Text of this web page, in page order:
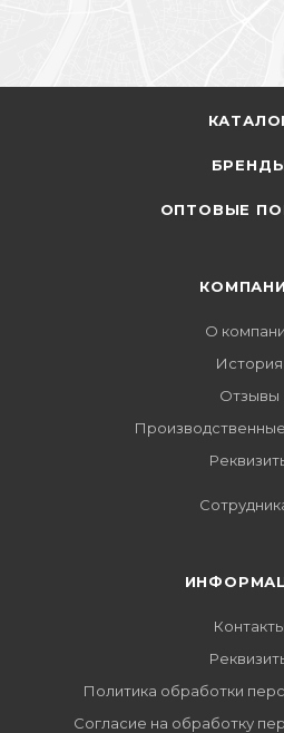
ОПТОВЫЕ
О
История
Отзывы
Контакты
Политика обработки
Согласие на обработку